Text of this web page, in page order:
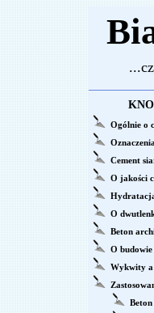
...czyli
Ogólnie o
Cement
O jakości
O
Beton
O
Wykwity a
Beton